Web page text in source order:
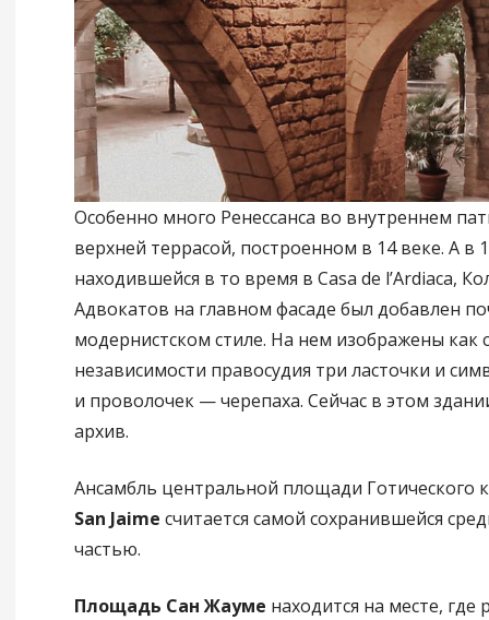
Особенно много Ренессанса во внутреннем
верхней террасой, построенном в 14 веке. А в
находившейся в то время в Casa de l’Ardiaca,
Адвокатов на главном фасаде был добавлен
модернистском стиле. На нем изображены как
независимости правосудия три ласточки и
и проволочек — черепаха. Сейчас в этом
архив.
Ансамбль центральной площади Готического
San Jaime считается самой сохранившейся
частью.
Площадь Сан Жауме находится на месте, где